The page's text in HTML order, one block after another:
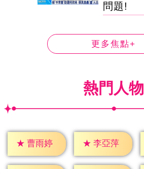
問題!
更多焦點+
熱門人物
★ 曹雨婷 ★ 李亞萍